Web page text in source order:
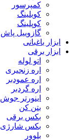
کمپرسور
کوبلینگ
کوپلینگ
گازوییل پاش
ابزار باغبانی
ابزار برقی
اتو لوله
اره زنجیری
اره عمودبر
اره گردبر
اینورتر جوش
بتن کن
بکس برقی
بکس شارژی
بلوور